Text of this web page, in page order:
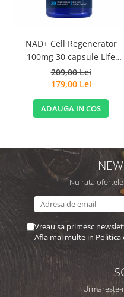
NAD+ Cell Regenerator
100mg 30 capsule Life
Extension
209,00 Lei
179,00 Lei
ADAUGA IN COS
Nu rata
Vreau sa primesc
Afla mai multe in